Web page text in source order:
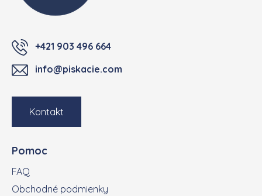
+421 903 496 664
info@piskacie.com
Kontakt
Pomoc
FAQ
Obchodné podmienky